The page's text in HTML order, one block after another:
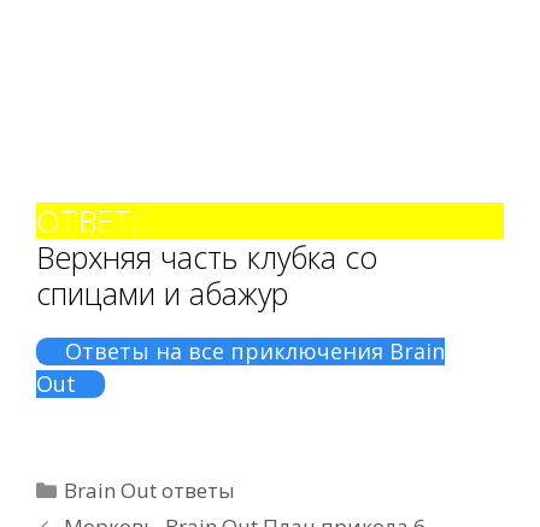
ОТВЕТ:
Верхняя часть клубка со
спицами и абажур
Ответы на все приключения Brain
Out
Рубрики
Brain Out ответы